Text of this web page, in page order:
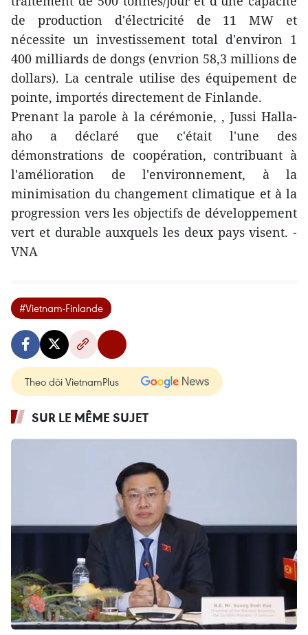
de production d'électricité de 11 MW et
nécessite un investissement total d'environ 1
400 milliards de dongs (envrion 58,3 millions de
dollars). La centrale utilise des équipement de
pointe, importés directement de Finlande.
Prenant la parole à la cérémonie, , Jussi Halla-
aho a déclaré que c'était l'une des
démonstrations de coopération, contribuant à
l'amélioration de l'environnement, à la
minimisation du changement climatique et à la
progression vers les objectifs de développement
vert et durable auxquels les deux pays visent. -
VNA
#Vietnam-Finlande
Theo dõi VietnamPlus
SUR LE MÊME SUJET